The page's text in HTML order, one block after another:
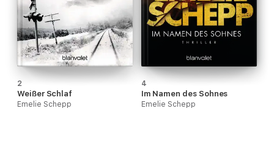
2
Weißer Schlaf
Emelie Schepp
4
Im Namen des Sohnes
Emelie Schepp